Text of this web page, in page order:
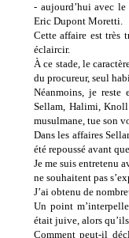
- aujourd’hui avec le
Eric Dupont Moretti.
Cette affaire est très
éclaircir.
À ce stade, le
du procureur, seul
Néanmoins, je reste
Sellam, Halimi,
musulmane, tue son
Dans les affaires
été repoussé avant
Je me suis entretenu
ne souhaitent pas
J’ai obtenu de
Un point
était juive, alors
Comment peut-il